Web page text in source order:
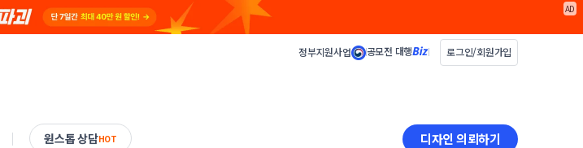
AD
정부지원사업 공모전 대행 로그인/회원가입
원스톱 상담HOT 디자인 의뢰하기